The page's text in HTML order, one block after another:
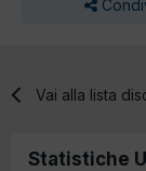
Vai alla lista
Statistiche